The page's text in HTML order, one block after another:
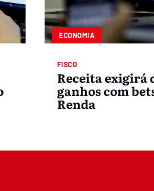
ECONOMIA
FISCO
Receita exigirá
ganhos com
Renda